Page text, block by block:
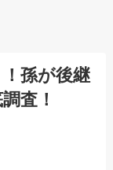
孫が後継
査！